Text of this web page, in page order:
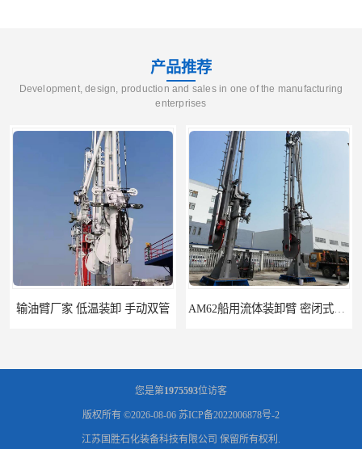
产品推荐
Development, design, production and sales in one of the manufacturing
enterprises
输油臂厂家 低温装卸 手动双管
您是第1975593位访客
版权所有 ©2026-08-06 苏ICP备2022006878号-2
江苏国胜石化装备科技有限公司 保留所有权利.